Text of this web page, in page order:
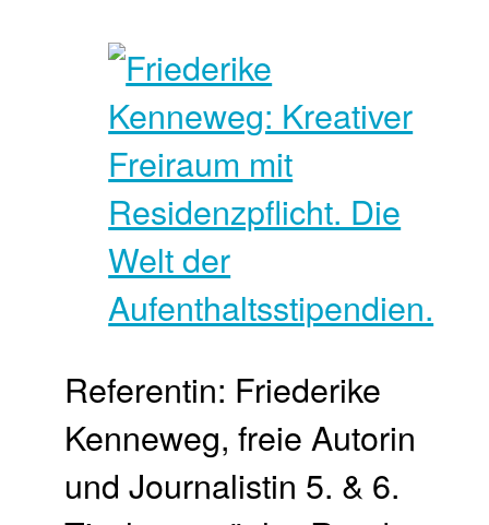
Referentin: Friederike
Kenneweg, freie Autorin
und Journalistin 5. & 6.